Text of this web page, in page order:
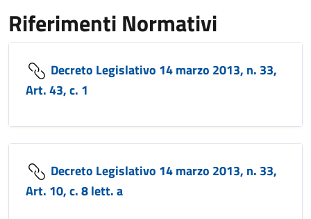
Riferimenti Normativi
Decreto Legislativo 14 marzo 2013, n. 33,
Art. 43, c. 1
Decreto Legislativo 14 marzo 2013, n. 33,
Art. 10, c. 8 lett. a